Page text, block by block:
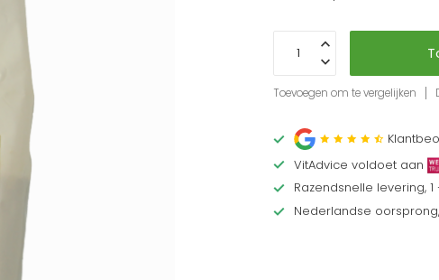
Toevoegen om te vergelijken
VitAdvice voldoet aan
Razendsnelle levering,
Nederlandse